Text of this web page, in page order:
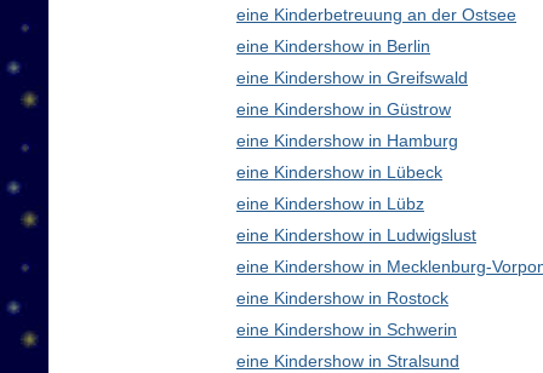
eine Kinderbetreuung an der Ostsee
eine Kindershow in Berlin
eine Kindershow in Greifswald
eine Kindershow in Güstrow
eine Kindershow in Hamburg
eine Kindershow in Lübeck
eine Kindershow in Lübz
eine Kindershow in Ludwigslust
eine Kindershow in Mecklenburg-
eine Kindershow in Rostock
eine Kindershow in Schwerin
eine Kindershow in Stralsund